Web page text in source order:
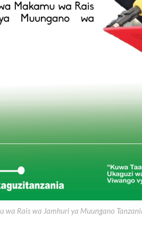
wa Rais wa Jamhuri ya Muungano